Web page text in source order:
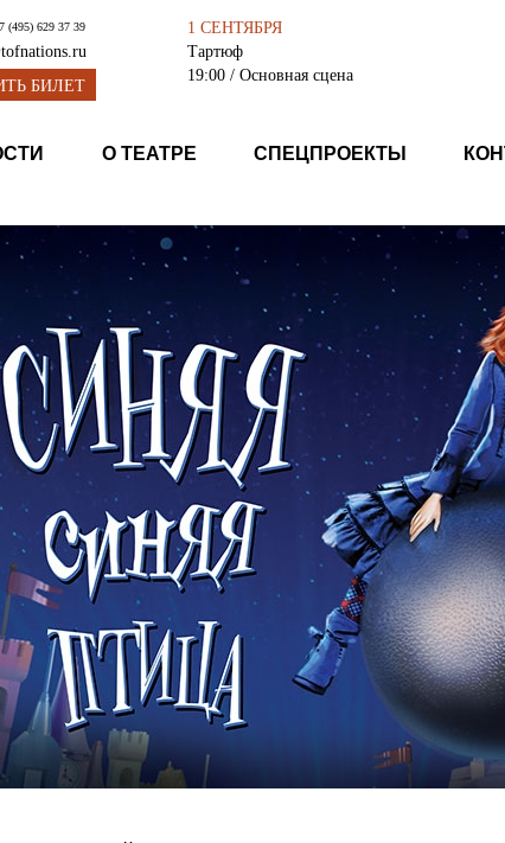
(495) 629 37 39
БИЛЕТ
1 СЕНТЯБРЯ
Тартюф
19:00 / Основная сцена
О ТЕАТРЕ СПЕЦПРОЕКТЫ